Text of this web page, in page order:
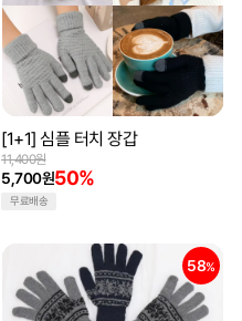
[1+1] 심플 터치 장갑
5,700원50%
11,400원
무료배송
58%